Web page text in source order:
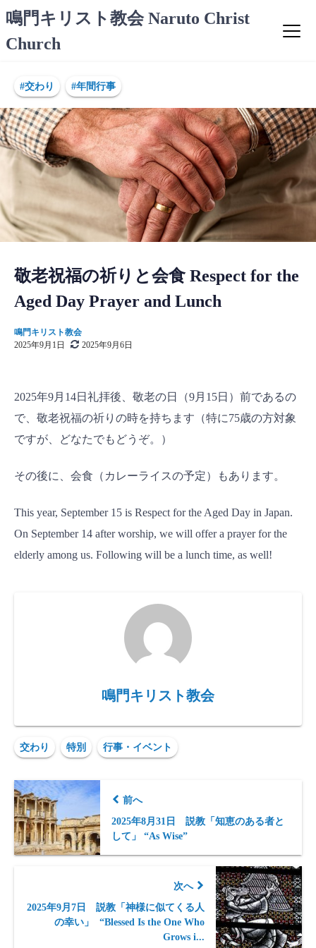
ン
テ
ス
キ
ッ
プ
鳴門キリスト教会 Naruto Christ
Church
#交わり #年間行事
敬老祝福の祈りと会食 Respect for the
Aged Day Prayer and Lunch
鳴門キリスト教会
2025年9月1日
2025年9月6日
2025年9月14日礼拝後、敬老の日（9月15日）前であるの
で、敬老祝福の祈りの時を持ちます（特に75歳の方対象
ですが、どなたでもどうぞ。）
その後に、会食（カレーライスの予定）もあります。
This year, September 15 is Respect for the Aged Day in Japan.
On September 14 after worship, we will offer a prayer for the
elderly among us. Following will be a lunch time, as well!
鳴門キリスト教会
交わり 特別 行事・イベント
前へ
2025年8月31日 説教「知恵のある者と
して」 “As Wise”
次へ
2025年9月7日 説教「神様に似てくる人
の幸い」 “Blessed Is the One Who
Grows i...